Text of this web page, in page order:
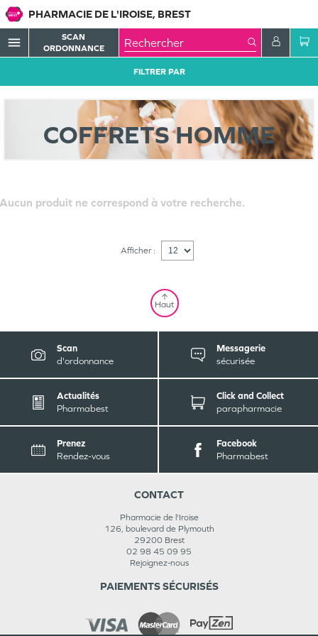
PHARMACIE DE L'IROISE, BREST
menu
SCAN
ORDONNANCE
FILTRER PAR
COFFRETS HOMME
Aucun produit ne correspond à votre recherche.
Afficher :
Haut
Scan
d'ordonnance
Messagerie
sécurisée
Actualités
Pharmabest
Click and Collect
parapharmacie
Prenez
Rendez-vous
Facebook
Pharmabest
CONTACT
Pharmacie de l'Iroise
126, boulevard de Plymouth
29200 Brest
02 98 45 09 95
Rejoignez-nous
PAIEMENTS SÉCURISÉS